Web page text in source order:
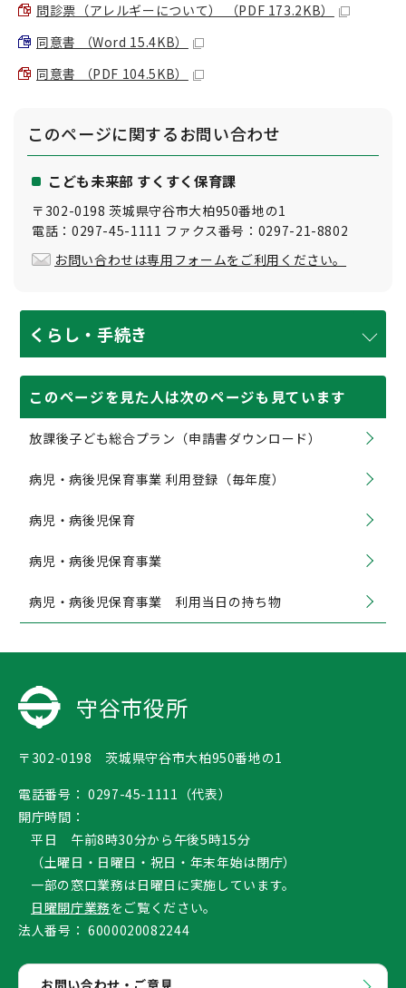
問診票（アレルギーについて） （PDF 173.2KB）
同意書 （Word 15.4KB）
同意書 （PDF 104.5KB）
このページに関するお問い合わせ
こども未来部 すくすく保育課
〒302-0198 茨城県守谷市大柏950番地の1
電話：0297-45-1111 ファクス番号：0297-21-8802
お問い合わせは専用フォームをご利用ください。
くらし・手続き
このページを見た人は次のページも見ています
放課後子ども総合プラン（申請書ダウンロード）
病児・病後児保育事業 利用登録（毎年度）
病児・病後児保育
病児・病後児保育事業
病児・病後児保育事業 利用当日の持ち物
守谷市役所
〒302-0198 茨城県守谷市大柏950番地の1
電話番号： 0297-45-1111（代表）
開庁時間：
平日 午前8時30分から午後5時15分
（土曜日・日曜日・祝日・年末年始は閉庁）
一部の窓口業務は日曜日に実施しています。
日曜開庁業務をご覧ください。
法人番号： 6000020082244
お問い合わせ・ご意見